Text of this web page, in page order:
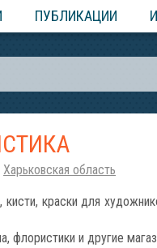
ПУБЛИКАЦИИ
Харьковская область
краски для
и другие